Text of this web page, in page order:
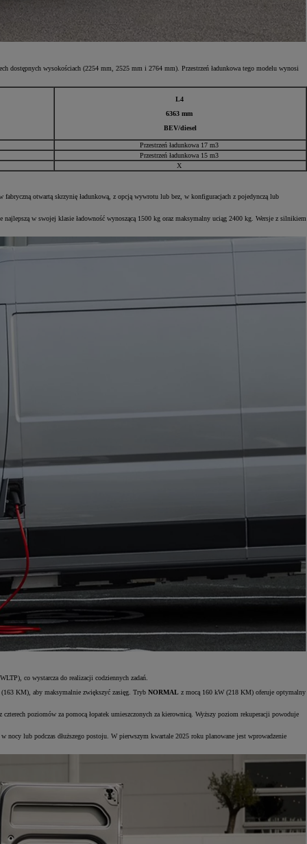
dostępnych wysokościach (2254 mm, 2525 mm i 2764 mm). Przestrzeń ładunkowa tego modelu wynosi
L4
6363 mm
BEV/diesel
Przestrzeń ładunkowa 17 m3
Przestrzeń ładunkowa 15 m3
X
otwartą skrzynię ładunkową, z opcją wywrotu lub bez, w konfiguracjach z pojedynczą lub
w swojej klasie ładowność wynoszącą 1500 kg oraz maksymalny uciąg 2400 kg. Wersje z silnikiem
co wystarcza do realizacji codziennych zadań.
KM), aby maksymalnie zwiększyć zasięg. Tryb NORMAL z mocą 160 kW (218 KM) oferuje optymalny
poziomów za pomocą łopatek umieszczonych za kierownicą. Wyższy poziom rekuperacji powoduje
lub podczas dłuższego postoju. W pierwszym kwartale 2025 roku planowane jest wprowadzenie